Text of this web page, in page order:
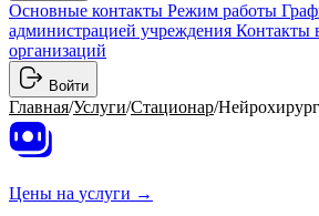
Основные контакты Режим работы
администрацией учреждения Контакты
организаций
Войти
Главная/Услуги/Стационар/
Цены на услуги →